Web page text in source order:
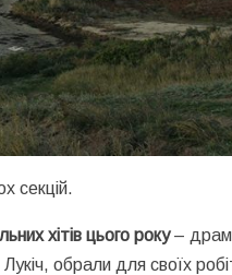
секцій.
хітів цього року–
обрали для своїх